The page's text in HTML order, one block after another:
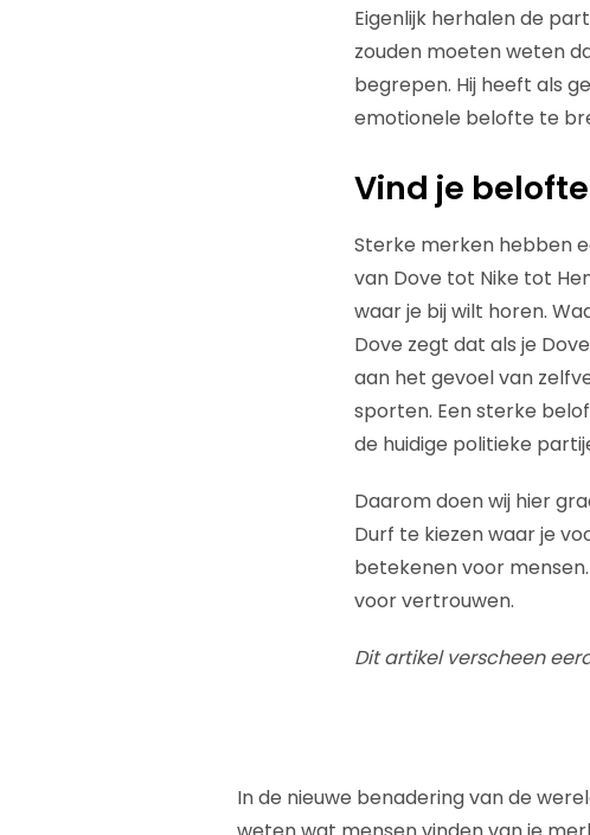
Eigenlijk herhalen de
zouden moeten weten
begrepen. Hij heeft als
emotionele belofte te
Vind je
Sterke merken hebben
van Dove tot Nike tot
waar je bij wilt horen.
Dove zegt dat als je
aan het gevoel van
sporten. Een sterke
de huidige politieke
Daarom doen wij hier
Durf te kiezen waar je
betekenen voor
voor vertrouwen.
Dit artikel verscheen
In de nieuwe benadering van de